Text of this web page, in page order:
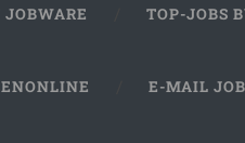
TOP-JOBS
E-MAIL